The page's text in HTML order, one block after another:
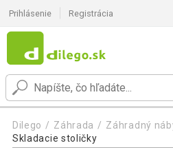
Prihlásenie Registrácia
Dilego Záhrada Záhradný
Skladacie stoličky